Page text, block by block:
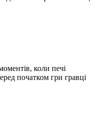
коли печі
початком гри гравці